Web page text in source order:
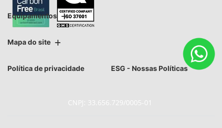
Equipamentos
Mapa do site
Política de privacidade ESG - Nossas Políticas
CNPJ: 33.656.729/0005-01